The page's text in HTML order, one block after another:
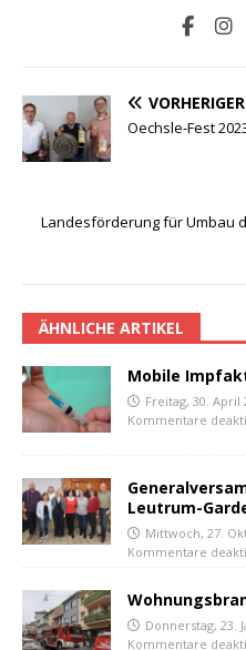
VORHERIGER
Oechsle-Fest
Landesförderung für Umbau
ÄHNLICHE ARTIKEL
Mobile
Freitag, 30. April
Kommentare
Leutrum-
Mittwoch, 27.
Kommentare
Donnerstag, 23.
Kommentare